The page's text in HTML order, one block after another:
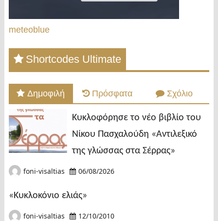
meteoblue
Shortcodes Ultimate
Δημοφιλή Πρόσφατα Σχόλιο
Κυκλοφόρησε το νέο βιβλίο του
Νίκου Πασχαλούδη «Αντιλεξικό
της γλώσσας στα Σέρρας»
foni-visaltias 06/08/2026
«Κυκλοκόνιο ελιάς»
foni-visaltias 12/10/2010